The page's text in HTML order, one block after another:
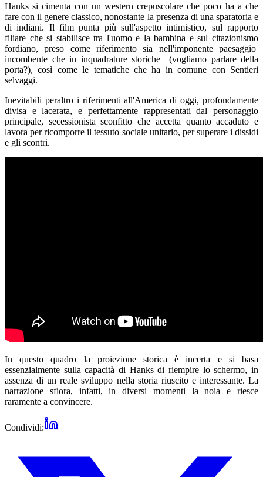
Hanks si cimenta con un western crepuscolare che poco ha a che
fare con il genere classico, nonostante la presenza di una sparatoria e
di indiani. Il film punta più sull'aspetto intimistico, sul rapporto
filiare che si stabilisce tra l'uomo e la bambina e sul citazionismo
fordiano, preso come riferimento sia nell'imponente paesaggio
incombente che in inquadrature storiche (vogliamo parlare della
porta?), così come le tematiche che ha in comune con Sentieri
selvaggi.
Inevitabili peraltro i riferimenti all'America di oggi, profondamente
divisa e lacerata, e perfettamente rappresentati dal personaggio
principale, secessionista sconfitto che accetta quanto accaduto e
lavora per ricomporre il tessuto sociale unitario, per superare i dissidi
e gli scontri.
In questo quadro la proiezione storica è incerta e si basa
essenzialmente sulla capacità di Hanks di riempire lo schermo, in
assenza di un reale sviluppo nella storia riuscito e interessante. La
narrazione sfiora, infatti, in diversi momenti la noia e riesce
raramente a convincere.
Condividi: